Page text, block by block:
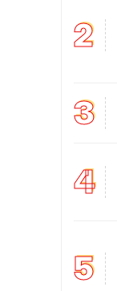
2
3
4
5